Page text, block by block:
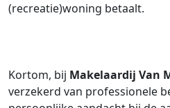
(recreatie)woning betaalt.
Kortom, bij Makelaardij Van
verzekerd van professionele